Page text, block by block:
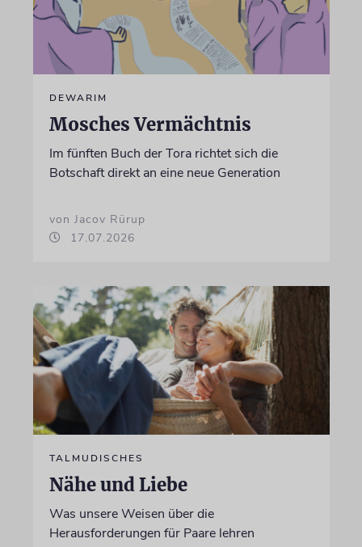
DEWARIM
Mosches Vermächtnis
Im fünften Buch der Tora richtet sich die
Botschaft direkt an eine neue Generation
von Jacov Rürup
17.07.2026
TALMUDISCHES
Nähe und Liebe
Was unsere Weisen über die
Herausforderungen für Paare lehren